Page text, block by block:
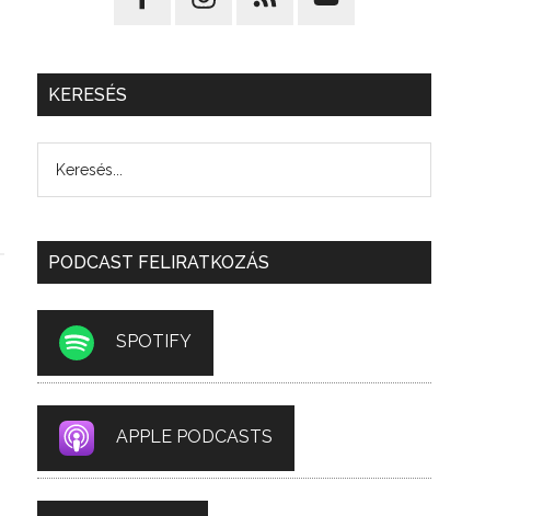
KERESÉS
PODCAST FELIRATKOZÁS
SPOTIFY
APPLE PODCASTS